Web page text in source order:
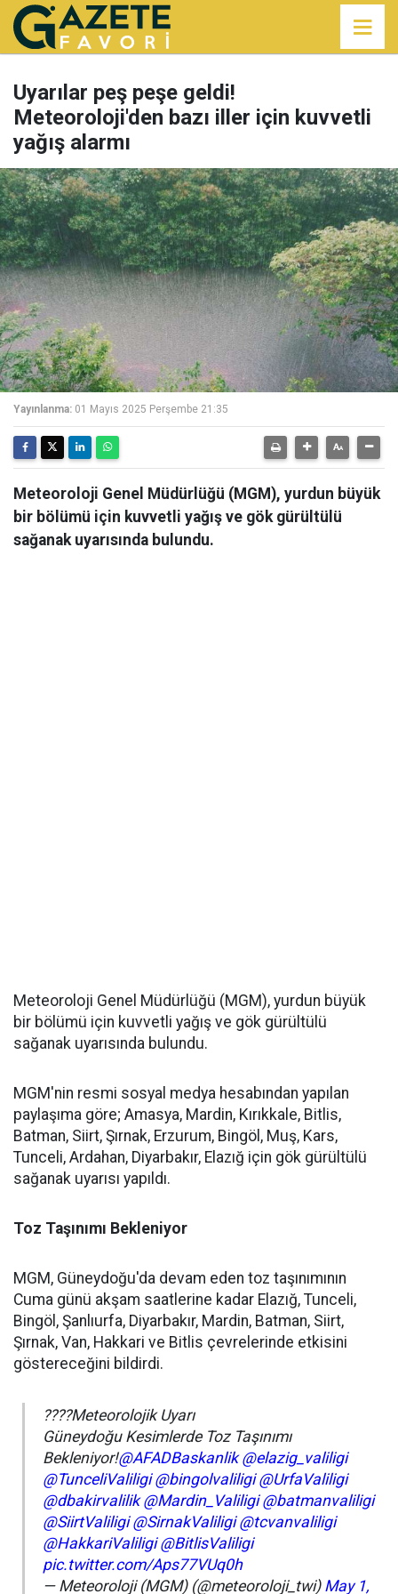
Uyarılar peş peşe geldi!
Meteoroloji'den bazı iller için kuvvetli
yağış alarmı
Yayınlanma: 01 Mayıs 2025 Perşembe 21:35
Meteoroloji Genel Müdürlüğü (MGM), yurdun büyük
bir bölümü için kuvvetli yağış ve gök gürültülü
sağanak uyarısında bulundu.
Meteoroloji Genel Müdürlüğü (MGM), yurdun büyük
bir bölümü için kuvvetli yağış ve gök gürültülü
sağanak uyarısında bulundu.
MGM'nin resmi sosyal medya hesabından yapılan
paylaşıma göre; Amasya, Mardin, Kırıkkale, Bitlis,
Batman, Siirt, Şırnak, Erzurum, Bingöl, Muş, Kars,
Tunceli, Ardahan, Diyarbakır, Elazığ için gök gürültülü
sağanak uyarısı yapıldı.
Toz Taşınımı Bekleniyor
MGM, Güneydoğu'da devam eden toz taşınımının
Cuma günü akşam saatlerine kadar Elazığ, Tunceli,
Bingöl, Şanlıurfa, Diyarbakır, Mardin, Batman, Siirt,
Şırnak, Van, Hakkari ve Bitlis çevrelerinde etkisini
göstereceğini bildirdi.
????Meteorolojik Uyarı
Güneydoğu Kesimlerde Toz Taşınımı
Bekleniyor!@AFADBaskanlik @elazig_valiligi
@TunceliValiligi @bingolvaliligi @UrfaValiligi
@dbakirvalilik @Mardin_Valiligi @batmanvaliligi
@SiirtValiligi @SirnakValiligi @tcvanvaliligi
@HakkariValiligi @BitlisValiligi
pic.twitter.com/Aps77VUq0h
— Meteoroloji (MGM) (@meteoroloji_twi) May 1,